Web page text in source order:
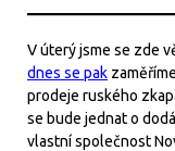
V úterý jsme se zde
dnes se pak
prodeje ruského
se bude jednat o
vlastní společnost